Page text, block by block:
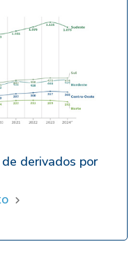
derivados por